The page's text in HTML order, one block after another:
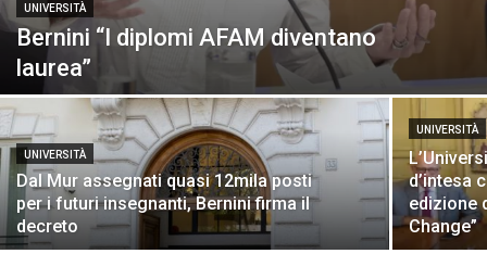
UNIVERSITÀ
Bernini “I diplomi AFAM diventano
laurea”
UNIVERSITÀ
Dal Mur assegnati quasi 12mila posti
per i futuri insegnanti, Bernini firma il
decreto
UNIVERSITÀ
d’intesa
edizione
Change”